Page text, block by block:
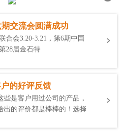
交流会圆满成功
合会3.20-3.21，第6期中国
28届金石特
的好评反馈
些是客户用过公司的产品，
出的评价都是棒棒的！选择